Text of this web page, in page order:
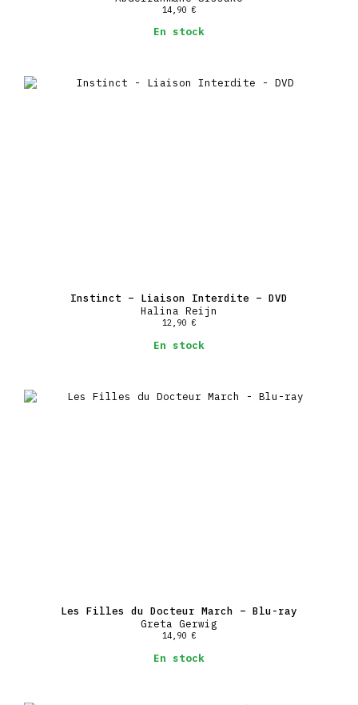
14,90 €
En stock
Instinct – Liaison Interdite – DVD
Halina Reijn
12,90 €
En stock
Les Filles du Docteur March – Blu-ray
Greta Gerwig
14,90 €
En stock